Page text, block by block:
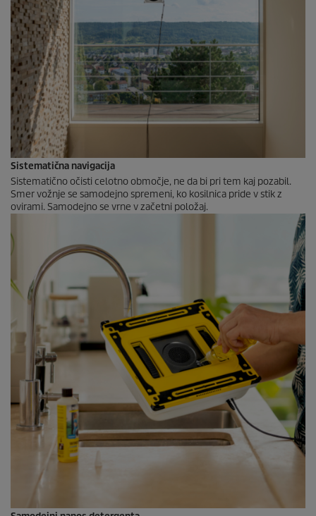
Sistematična navigacija
Sistematično očisti celotno območje, ne da bi pri tem kaj pozabil.
Smer vožnje se samodejno spremeni, ko kosilnica pride v stik z
ovirami. Samodejno se vrne v začetni položaj.